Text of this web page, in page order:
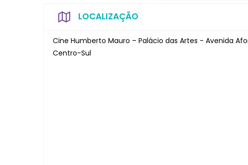
LOCALIZAÇÃO
Cine Humberto Mauro – Palácio das Artes - Avenida
Centro-Sul